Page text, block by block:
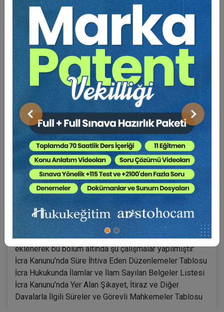
Önceki Sonraki
İlgili içeriğe sahip maddelere, açıklamalı notlar
eklenmiştir.
Tüm maddelerde, önemli içeriklerin altı çizilerek dikkat
çekici hale getirilmiştir.
Maddelerde yer alan süre içerikli düzenlemeler koyu
renkle işaretlenerek dikkat çekici hale getirilmiştir.
Daha önce hakkında Anayasa Mahkemesi’ne iptal
başvurusu yapılmış olan maddelerin altına, bu hususta
Yüksek Mahkeme tarafından verilen karar özetleri
eklenerek not şeklinde bilgi verilmiştir.
Ana kanun ile bağlantılı olabilecek 2 ayrı kanun, 7
yönetmelik ve 1 tebliğ metni eklenmiştir.
Maddelerde “ilgili kanun” ya da “ilgili tüzük” gibi atıfların
bulunduğu hallerde, bahsi geçen kanun veya tüzüğe
ilişkin olarak not kısmında bilgi verilmiştir.
Madde aramayı kolaylaştıran sayfa kenar
Kanunda arama yapmayı kolaylaştıran sayfa üstü bölüm
başlığı uygulaması yapılmıştır.
Uygulamada ihtiyaç duyulabilecek pratik bilgiler bölümü
eklenerek bu bölüm altında şu çalışmalar yapılmıştır:
İcra Kanunu’nda Süre İhtiva Eden Düzenlemeler Tablosu
İcra Hukukunda İlamlar ve İlam Sayılan Belgeler Listesi
İcra Kanunu’nda Yer Alan Şikayet, İtiraz ve Diğer
Davalarla İlgili Süreler ve Görevli Mahkemeler Tablosu